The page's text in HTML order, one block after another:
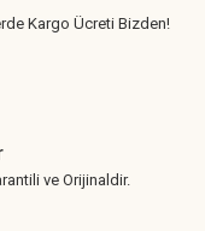
Kargo Ücreti Bizden!
ve Orijinaldir.